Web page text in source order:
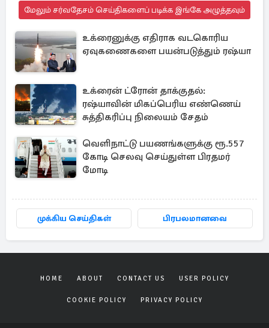
மேலும் சர்வதேசம் செய்திகளைப் படிக்க இங்கே அழுத்தவும்
உக்ரைனுக்கு எதிராக வடகொரிய
ஏவுகணைகளை பயன்படுத்தும் ரஷ்யா
உக்ரைன் ட்ரோன் தாக்குதல்:
ரஷ்யாவின் மிகப்பெரிய எண்ணெய்
சுத்திகரிப்பு நிலையம் சேதம்
வெளிநாட்டு பயணங்களுக்கு ரூ.557
கோடி செலவு செய்துள்ள பிரதமர்
மோடி
முக்கிய செய்திகள் பிரபலமானவை
HOME ABOUT CONTACT US USER POLICY
COOKIE POLICY PRIVACY POLICY